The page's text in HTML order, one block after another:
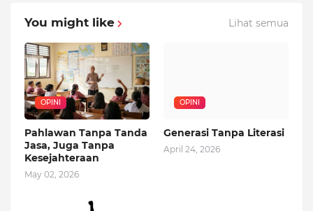
You might like Lihat semua
OPINI
Pahlawan Tanpa Tanda
Jasa, Juga Tanpa
Kesejahteraan
May 02, 2026
OPINI
Generasi Tanpa Literasi
April 24, 2026